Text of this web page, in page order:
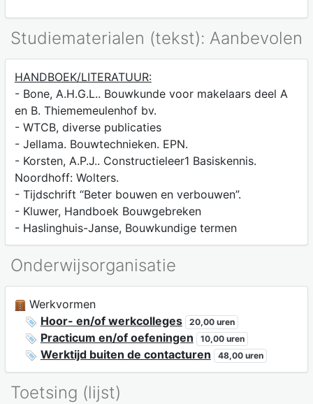
Studiematerialen (tekst): Aanbevolen
HANDBOEK/LITERATUUR:
- Bone, A.H.G.L.. Bouwkunde voor makelaars deel A
en B. Thiememeulenhof bv.
- WTCB, diverse publicaties
- Jellama. Bouwtechnieken. EPN.
- Korsten, A.P.J.. Constructieleer1 Basiskennis.
Noordhoff: Wolters.
- Tijdschrift “Beter bouwen en verbouwen”.
- Kluwer, Handboek Bouwgebreken
- Haslinghuis-Janse, Bouwkundige termen
Onderwijsorganisatie
Werkvormen
Hoor- en/of werkcolleges
20,00 uren
Practicum en/of oefeningen 10,00 uren
Werktijd buiten de contacturen 48,00 uren
Toetsing (lijst)